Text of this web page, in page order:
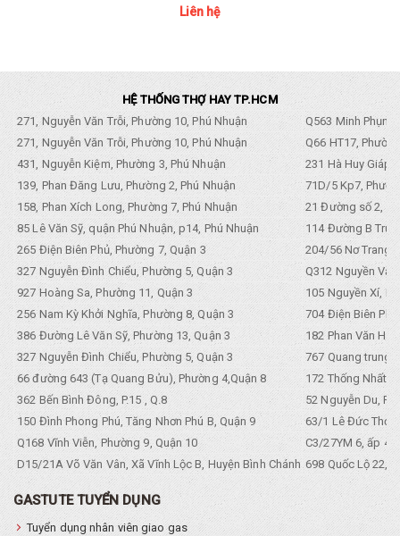
Liên hệ
HỆ THỐNG THỢ HAY TP.HCM
271, Nguyễn Văn Trỗi, Phường 10, Phú Nhuận
Q563 Minh
271, Nguyễn Văn Trỗi, Phường 10, Phú Nhuận
Q66 HT17,
431, Nguyễn Kiệm, Phường 3, Phú Nhuận
231 Hà Huy Giáp,
139, Phan Đăng Lưu, Phường 2, Phú Nhuận
71D/5 Kp7,
158, Phan Xích Long, Phường 7, Phú Nhuận
21 Đường số 2,
85 Lê Văn Sỹ, quận Phú Nhuận, p14, Phú Nhuận
114 Đường B
265 Điện Biên Phủ, Phường 7, Quận 3
204/56 Nơ Trang
327 Nguyễn Đình Chiểu, Phường 5, Quận 3
Q312 Nguyền
927 Hoàng Sa, Phường 11, Quận 3
105 Nguyền Xí,
256 Nam Kỳ Khởi Nghĩa, Phường 8, Quận 3
704 Điện Biên
386 Đường Lê Văn Sỹ, Phường 13, Quận 3
182 Phan Văn
327 Nguyễn Đình Chiểu, Phường 5, Quận 3
767 Quang trung,
66 đường 643 (Tạ Quang Bửu), Phường 4,Quận 8
172 Thống Nhất.
362 Bến Bình Đông, P.15 , Q.8
52 Nguyễn Du,
150 Đình Phong Phú, Tăng Nhơn Phú B, Quận 9
63/1 Lê Đức Thọ,
Q168 Vĩnh Viễn, Phường 9, Quận 10
C3/27YM 6, ấp 4,
D15/21A Võ Văn Vân, Xã Vĩnh Lộc B, Huyện Bình Chánh 698 Quốc Lộ 22,
GASTUTE TUYỂN DỤNG
Tuyển dụng nhân viên giao gas